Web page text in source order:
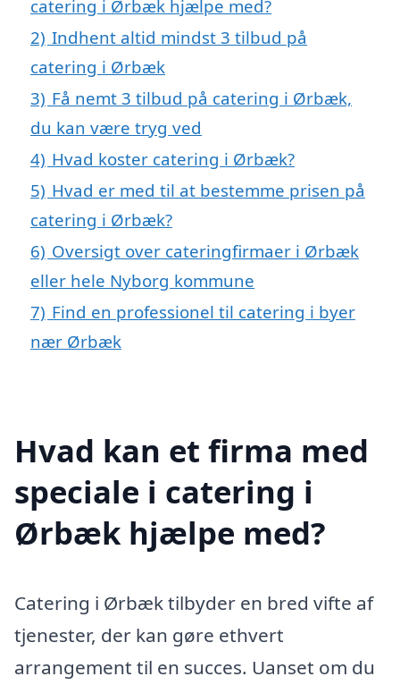
catering i Ørbæk hjælpe med?
2) Indhent altid mindst 3 tilbud på
catering i Ørbæk
3) Få nemt 3 tilbud på catering i Ørbæk,
du kan være tryg ved
4) Hvad koster catering i Ørbæk?
5) Hvad er med til at bestemme prisen på
catering i Ørbæk?
6) Oversigt over cateringfirmaer i Ørbæk
eller hele Nyborg kommune
7) Find en professionel til catering i byer
nær Ørbæk
Hvad kan et firma med
speciale i catering i
Ørbæk hjælpe med?
Catering i Ørbæk tilbyder en bred vifte af
tjenester, der kan gøre ethvert
arrangement til en succes. Uanset om du